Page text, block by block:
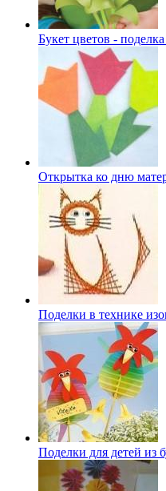
Букет цветов -
Открытка ко дню
Поделки в технике
Поделки для детей из